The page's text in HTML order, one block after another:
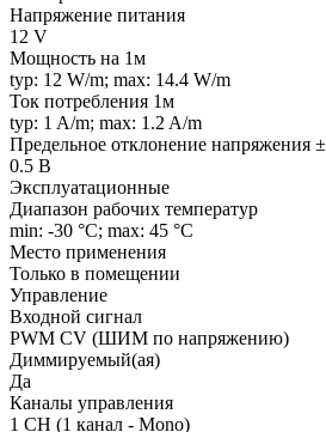
Напряжение питания
12 V
Мощность на 1м
typ: 12 W/m; max: 14.4 W/m
Ток потребления 1м
typ: 1 A/m; max: 1.2 A/m
Предельное отклонение напряжения ±
0.5 В
Эксплуатационные
Диапазон рабочих температур
min: -30 °C; max: 45 °C
Место применения
Только в помещении
Управление
Входной сигнал
PWM СV (ШИМ по напряжению)
Диммируемый(ая)
Да
Каналы управления
1 CH (1 канал - Mono)